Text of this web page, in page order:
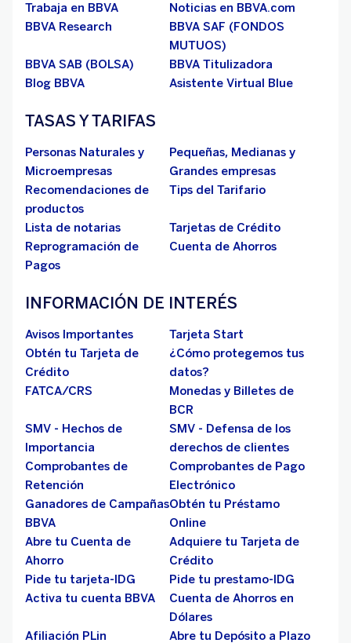
Trabaja en BBVA
Noticias en BBVA.com
BBVA Research
BBVA SAF (FONDOS
MUTUOS)
BBVA SAB (BOLSA)
BBVA Titulizadora
Blog BBVA
Asistente Virtual Blue
TASAS Y TARIFAS
Personas Naturales y
Microempresas
Pequeñas, Medianas y
Grandes empresas
Recomendaciones de
productos
Tips del Tarifario
Lista de notarias
Tarjetas de Crédito
Reprogramación de
Pagos
Cuenta de Ahorros
INFORMACIÓN DE INTERÉS
Avisos Importantes
Tarjeta Start
Obtén tu Tarjeta de
Crédito
¿Cómo protegemos tus
datos?
FATCA/CRS
Monedas y Billetes de
BCR
SMV - Hechos de
Importancia
SMV - Defensa de los
derechos de clientes
Comprobantes de
Retención
Comprobantes de Pago
Electrónico
Ganadores de Campañas
BBVA
Obtén tu Préstamo
Online
Abre tu Cuenta de
Ahorro
Adquiere tu Tarjeta de
Crédito
Pide tu tarjeta-IDG
Pide tu prestamo-IDG
Activa tu cuenta BBVA
Cuenta de Ahorros en
Dólares
Afiliación PLin
Abre tu Depósito a Plazo